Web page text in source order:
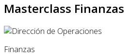
Masterclass Finanzas
Finanzas